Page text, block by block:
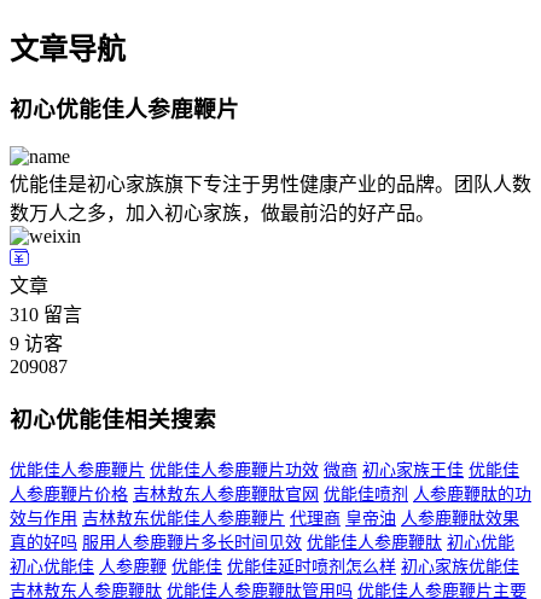
文章导航
初心优能佳人参鹿鞭片
优能佳是初心家族旗下专注于男性健康产业的品牌。团队人数
数万人之多，加入初心家族，做最前沿的好产品。
文章
310 留言
9 访客
209087
初心优能佳相关搜索
优能佳人参鹿鞭片 优能佳人参鹿鞭片功效 微商 初心家族王佳 优能佳
人参鹿鞭片价格 吉林敖东人参鹿鞭肽官网 优能佳喷剂 人参鹿鞭肽的功
效与作用 吉林敖东优能佳人参鹿鞭片 代理商 皇帝油 人参鹿鞭肽效果
真的好吗 服用人参鹿鞭片多长时间见效 优能佳人参鹿鞭肽 初心优能
初心优能佳 人参鹿鞭 优能佳 优能佳延时喷剂怎么样 初心家族优能佳
吉林敖东人参鹿鞭肽 优能佳人参鹿鞭肽管用吗 优能佳人参鹿鞭片主要